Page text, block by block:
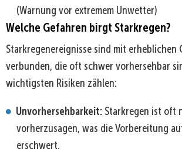
(Warnung vor extremem Unwetter)
Welche Gefahren birgt Starkregen?
Starkregenereignisse sind mit erheblichen
verbunden, die oft schwer vorhersehbar
wichtigsten Risiken zählen:
Unvorhersehbarkeit:Starkregen ist oft
vorherzusagen, was die Vorbereitung
erschwert.